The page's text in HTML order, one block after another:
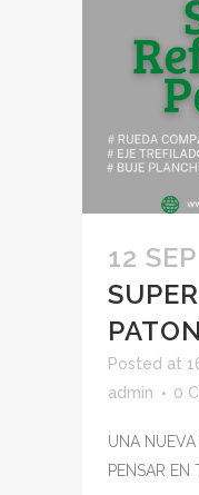
12 SEP
Posted at
admin
0
UNA
PENSAR EN